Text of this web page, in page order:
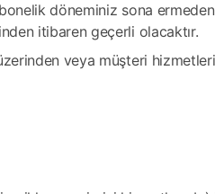
döneminiz sona
itibaren geçerli olacaktır.
veya müşteri